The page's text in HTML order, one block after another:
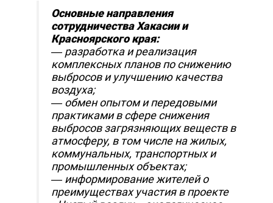
Основные направления
сотрудничества Хакасии и
Красноярского края:
— разработка и реализация
комплексных планов по снижению
выбросов и улучшению качества
воздуха;
— обмен опытом и передовыми
практиками в сфере снижения
выбросов загрязняющих веществ в
атмосферу, в том числе на жилых,
коммунальных, транспортных и
промышленных объектах;
— информирование жителей о
преимуществах участия в проекте